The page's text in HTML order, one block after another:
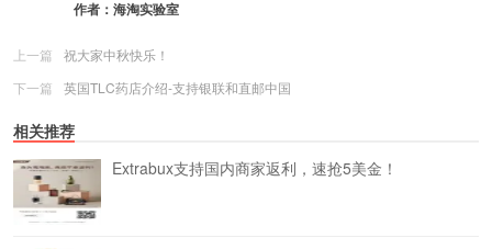
作者： 海淘实验室
上一篇
祝大家中秋快乐！
下一篇
英国TLC药店介绍-支持银联和直邮中国
相关推荐
Extrabux支持国内商家返利，速抢5美金！